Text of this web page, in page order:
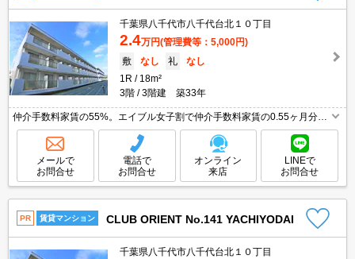
千葉県八千代市八千代台北１０丁目
2.4万円(管理費等：5,000円)
敷
なし 礼
なし
1R
18m²
3階
3階建 築33年
仲介手数料家賃の55%。エイブル女子割で仲介手数料家賃の0.55ヶ月分よ
り10％ＯＦＦ。オール電化。住環境、あなたの目でお確かめください。オ
ンライン内見相談可。あなたの新生活応援します！。
メールで
お問合せ
電話で
お問合せ
オンライン
来店
LINEで
お問合せ
PR 賃貸マンション CLUB ORIENT No.141 YACHIYODAI
千葉県八千代市八千代台北１０丁目